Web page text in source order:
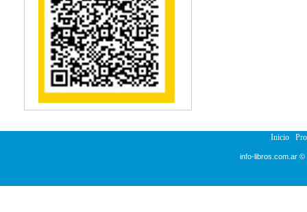
Inicio
info-libros.com.ar